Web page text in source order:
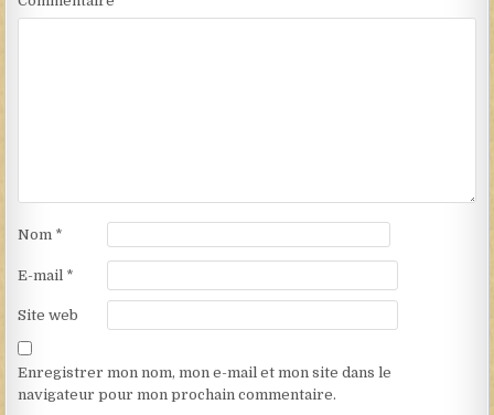
Nom *
E-mail *
Site web
Enregistrer mon nom, mon e-mail et mon site dans le
navigateur pour mon prochain commentaire.